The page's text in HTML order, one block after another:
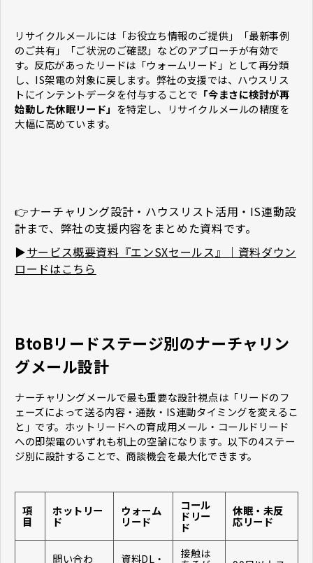
リサイクルメールには「お役立ち情報のご提供」「最新事例
のご共有」「ご状況のご確認」などのアプローチが有効で
す。反応があったリードは「ウォームリード」として再分類
し、IS架電の対象に戻します。弊社の支援では、ハウスリス
トにインテントデータを付与することで 「今まさに検討が再
始動した休眠リード」 を特定し、リサイクルメールの精度を
大幅に高めています。
👉ナーチャリング設計・ハウスリスト活用・IS連動設
計まで、弊社の支援内容をまとめた資料です。
▶サービス概要資料『エンSXセールス』｜資料ダウン
ロードはこちら
BtoBリードステージ別のナーチャリン
グメール設計
ナーチャリングメールで最も重要な設計視点は「リードのフ
ェーズによって送る内容・通数・IS連動タイミングを変えるこ
と」です。ホットリードへの育成用メール・コールドリード
への即架電のいずれも机上の空論になります。以下の4ステー
ジ別に設計することで、商談機会を最大化できます。
項
目
ホットリー
ド
ウォーム
リード
コール
ドリー
ド
休眠・未反
応リード
問い合わ 資料DL・ 接触は